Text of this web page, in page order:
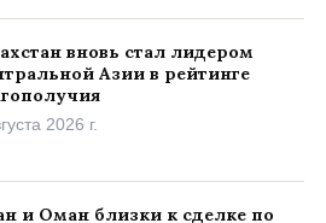
вновь стал лидером
Азии в рейтинге
2026 г.
и Оман близки к сделке по